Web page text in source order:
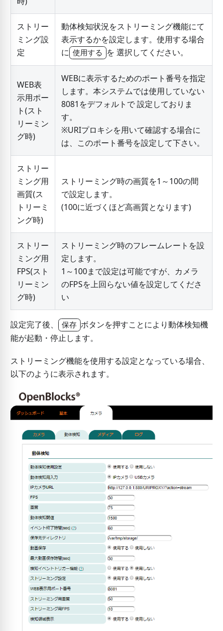
ストリー
ミング設
定
動体検知状況をストリーミング機能にて
表示するかを設定します。使用する場合
に 使用する を 選択してください。
WEB表
示用ポー
ト(スト
リーミン
グ時)
WEBに表示するためのポート番号を指定
します。本システムでは使用していない
8081をデフォルトで 設定しておりま
す。
※URIプロキシを用いて確認する場合に
は、このポート番号を設定して下さい。
ストリー
ミング用
画質(ス
トリーミ
ング時)
ストリーミング時の画質を1～100の間
で設定します。
(100に近づくほど高画質となります)
ストリー
ミング用
FPS(スト
リーミン
グ時)
ストリーミング時のフレームレートを設
定します。
1～100まで設定は可能ですが、カメラ
のFPSを上回らない値を設定してくださ
い
設定完了後、 保存 ボタンを押すことにより動体検知機
能が起動・停止します。
ストリーミング機能を使用する設定となっている場合、
以下のように表示されます。